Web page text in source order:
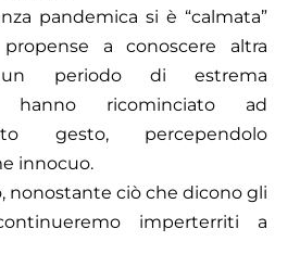
pandemica si è “calmata”
a conoscere altra
periodo di estrema
hanno ricominciato ad
gesto, percependolo
innocuo.
nonostante ciò che dicono gli
imperterriti a